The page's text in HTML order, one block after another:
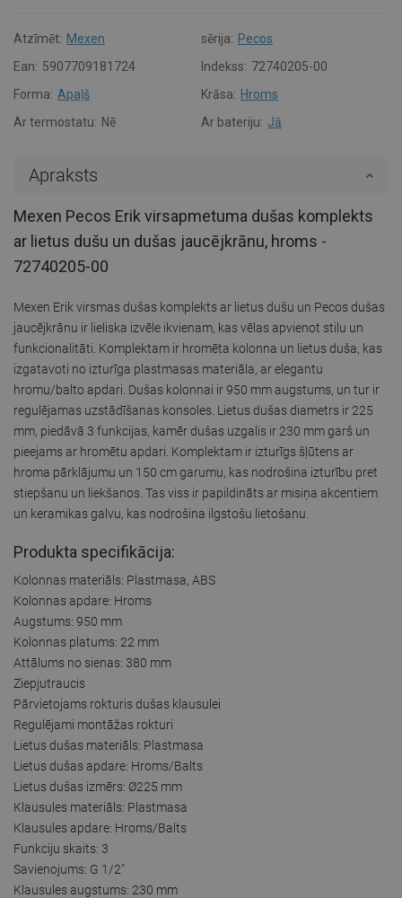
Atzīmēt: Mexen sērija: Pecos
Ean: 5907709181724 Indekss: 72740205-00
Forma: Apaļš Krāsa: Hroms
Ar termostatu: Nē Ar bateriju: Jā
Apraksts
Mexen Pecos Erik virsapmetuma dušas komplekts
ar lietus dušu un dušas jaucējkrānu, hroms -
72740205-00
Mexen Erik virsmas dušas komplekts ar lietus dušu un Pecos dušas
jaucējkrānu ir lieliska izvēle ikvienam, kas vēlas apvienot stilu un
funkcionalitāti. Komplektam ir hromēta kolonna un lietus duša, kas
izgatavoti no izturīga plastmasas materiāla, ar elegantu
hromu/balto apdari. Dušas kolonnai ir 950 mm augstums, un tur ir
regulējamas uzstādīšanas konsoles. Lietus dušas diametrs ir 225
mm, piedāvā 3 funkcijas, kamēr dušas uzgalis ir 230 mm garš un
pieejams ar hromētu apdari. Komplektam ir izturīgs šļūtens ar
hroma pārklājumu un 150 cm garumu, kas nodrošina izturību pret
stiepšanu un liekšanos. Tas viss ir papildināts ar misiņa akcentiem
un keramikas galvu, kas nodrošina ilgstošu lietošanu.
Produkta specifikācija:
Kolonnas materiāls: Plastmasa, ABS
Kolonnas apdare: Hroms
Augstums: 950 mm
Kolonnas platums: 22 mm
Attālums no sienas: 380 mm
Ziepjutraucis
Pārvietojams rokturis dušas klausulei
Regulējami montāžas rokturi
Lietus dušas materiāls: Plastmasa
Lietus dušas apdare: Hroms/Balts
Lietus dušas izmērs: Ø225 mm
Klausules materiāls: Plastmasa
Klausules apdare: Hroms/Balts
Funkciju skaits: 3
Savienojums: G 1/2"
Klausules augstums: 230 mm